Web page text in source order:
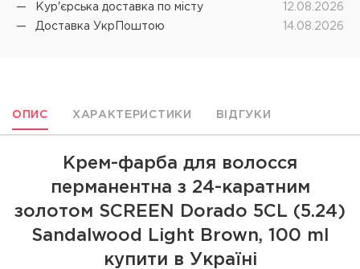
Кур'єрська доставка по місту
12.08.2026
Доставка УкрПоштою
14.08.2026
ОПИС ХАРАКТЕРИСТИКИ ВІДГУКИ
Крем-фарба для волосся
перманентна з 24-каратним
золотом SCREEN Dorado 5CL (5.24)
Sandalwood Light Вrown, 100 ml
купити в Україні